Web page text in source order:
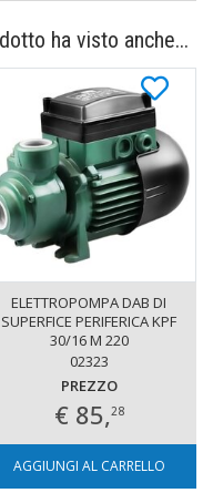
ha visto anche...
ELETTROPOMPA DAB DI
SUPERFICE PERIFERICA KPF
30/16 M 220
02323
PREZZO
€ 85,28
AGGIUNGI AL CARRELLO